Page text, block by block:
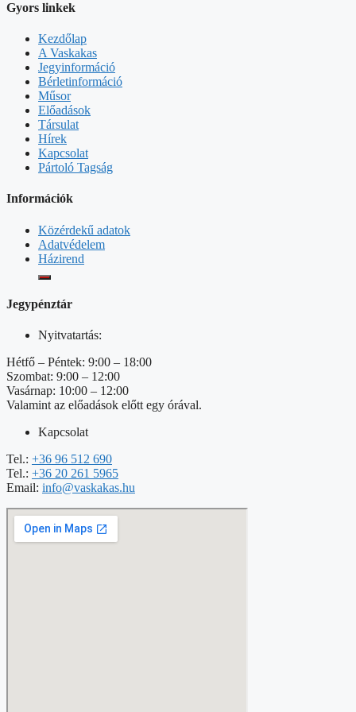
Gyors linkek
Kezdőlap
A Vaskakas
Jegyinformáció
Bérletinformáció
Műsor
Előadások
Társulat
Hírek
Kapcsolat
Pártoló Tagság
Információk
Közérdekű adatok
Adatvédelem
Házirend
Jegypénztár
Nyitvatartás:
Hétfő – Péntek: 9:00 – 18:00
Szombat: 9:00 – 12:00
Vasárnap: 10:00 – 12:00
Valamint az előadások előtt egy órával.
Kapcsolat
Tel.: +36 96 512 690
Tel.: +36 20 261 5965
Email: info@vaskakas.hu